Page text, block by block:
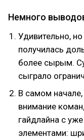
Немного
Удивительно,
получилась
более сырым.
сыграло
В самом начале,
внимание
гайдлайна с
элементами: